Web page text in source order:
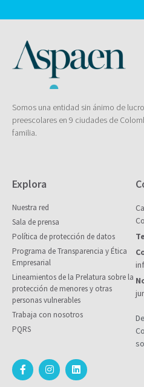
Somos una entidad sin ánimo de
preescolares en 9 ciudades de
familia.
Explora
Nuestra red
Sala de prensa
Política de protección de datos
Programa de Transparencia y Ética
Empresarial
Lineamientos de la Prelatura sobre la
protección de menores y otras
personas vulnerables
Trabaja con nosotros
PQRS